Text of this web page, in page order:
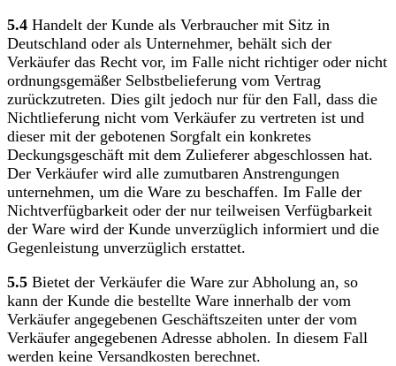
5.4 Handelt der Kunde als Verbraucher mit Sitz in
Deutschland oder als Unternehmer, behält sich der
Verkäufer das Recht vor, im Falle nicht richtiger oder nicht
ordnungsgemäßer Selbstbelieferung vom Vertrag
zurückzutreten. Dies gilt jedoch nur für den Fall, dass die
Nichtlieferung nicht vom Verkäufer zu vertreten ist und
dieser mit der gebotenen Sorgfalt ein konkretes
Deckungsgeschäft mit dem Zulieferer abgeschlossen hat.
Der Verkäufer wird alle zumutbaren Anstrengungen
unternehmen, um die Ware zu beschaffen. Im Falle der
Nichtverfügbarkeit oder der nur teilweisen Verfügbarkeit
der Ware wird der Kunde unverzüglich informiert und die
Gegenleistung unverzüglich erstattet.
5.5 Bietet der Verkäufer die Ware zur Abholung an, so
kann der Kunde die bestellte Ware innerhalb der vom
Verkäufer angegebenen Geschäftszeiten unter der vom
Verkäufer angegebenen Adresse abholen. In diesem Fall
werden keine Versandkosten berechnet.